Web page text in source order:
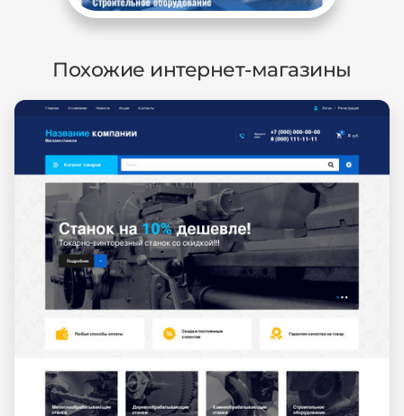
Похожие интернет-магазины